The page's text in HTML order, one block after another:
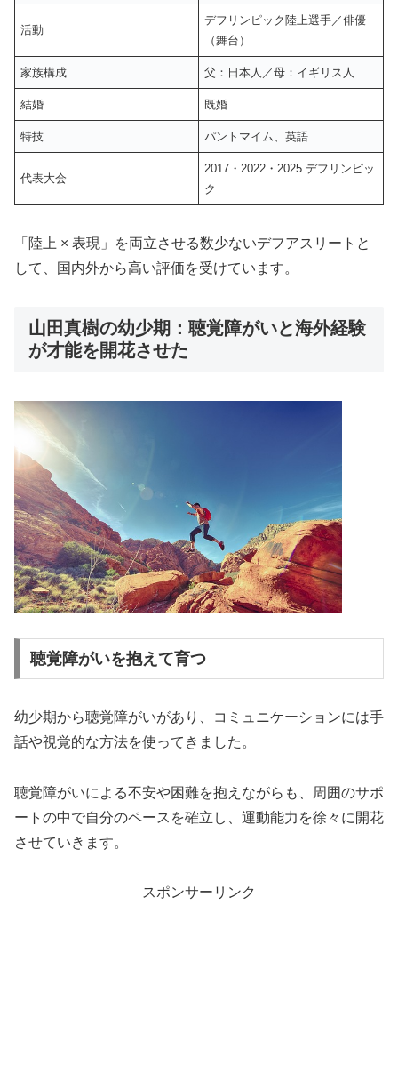
活動
デフリンピック陸上選手／俳優
（舞台）
家族構成 父：日本人／母：イギリス人
結婚 既婚
特技 パントマイム、英語
代表大会
2017・2022・2025 デフリンピッ
ク
「陸上 × 表現」を両立させる数少ないデフアスリートと
して、国内外から高い評価を受けています。
山田真樹の幼少期：聴覚障がいと海外経験
が才能を開花させた
聴覚障がいを抱えて育つ
幼少期から聴覚障がいがあり、コミュニケーションには手
話や視覚的な方法を使ってきました。
聴覚障がいによる不安や困難を抱えながらも、周囲のサポ
ートの中で自分のペースを確立し、運動能力を徐々に開花
させていきます。
スポンサーリンク